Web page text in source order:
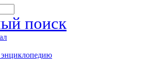
поиск